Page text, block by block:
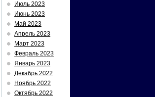
Июль 2023
Июнь 2023
Май 2023
Апрель 2023
Март 2023
Февраль 2023
Январь 2023
Декабрь 2022
Ноябрь 2022
Октябрь 2022